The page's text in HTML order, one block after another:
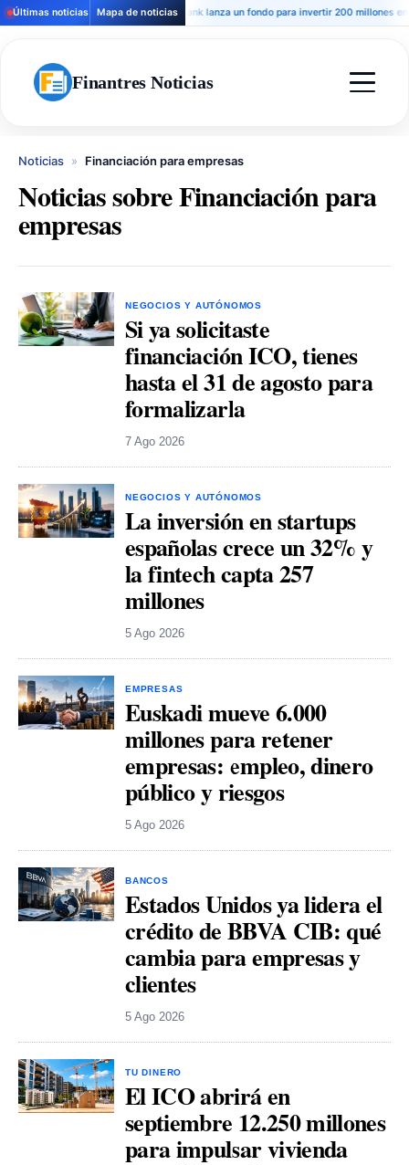
Últimas noticias Mapa de noticiasAndbank lanza un fondo para invertir 200 millones en
Finantres Noticias
Noticias » Financiación para empresas
Noticias sobre Financiación para
empresas
NEGOCIOS Y AUTÓNOMOS
Si ya solicitaste
financiación ICO, tienes
hasta el 31 de agosto para
formalizarla
7 Ago 2026
NEGOCIOS Y AUTÓNOMOS
La inversión en startups
españolas crece un 32% y
la fintech capta 257
millones
5 Ago 2026
EMPRESAS
Euskadi mueve 6.000
millones para retener
empresas: empleo, dinero
público y riesgos
5 Ago 2026
BANCOS
Estados Unidos ya lidera el
crédito de BBVA CIB: qué
cambia para empresas y
clientes
5 Ago 2026
TU DINERO
El ICO abrirá en
septiembre 12.250 millones
para impulsar vivienda